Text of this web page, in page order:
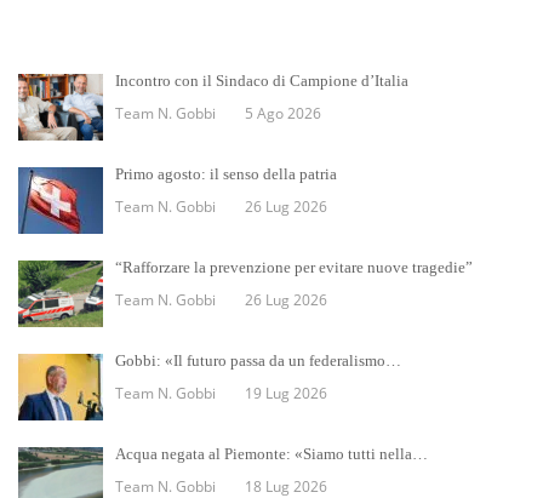
Incontro con il Sindaco di Campione d’Italia
Team N. Gobbi 5 Ago 2026
Primo agosto: il senso della patria
Team N. Gobbi 26 Lug 2026
“Rafforzare la prevenzione per evitare nuove tragedie”
Team N. Gobbi 26 Lug 2026
Gobbi: «Il futuro passa da un federalismo…
Team N. Gobbi 19 Lug 2026
Acqua negata al Piemonte: «Siamo tutti nella…
Team N. Gobbi 18 Lug 2026